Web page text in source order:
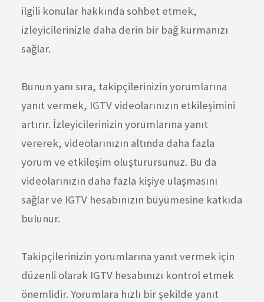
ilgili konular hakkında sohbet etmek,
izleyicilerinizle daha derin bir bağ kurmanızı
sağlar.
Bunun yanı sıra, takipçilerinizin yorumlarına
yanıt vermek, IGTV videolarınızın etkileşimini
artırır. İzleyicilerinizin yorumlarına yanıt
vererek, videolarınızın altında daha fazla
yorum ve etkileşim oluşturursunuz. Bu da
videolarınızın daha fazla kişiye ulaşmasını
sağlar ve IGTV hesabınızın büyümesine katkıda
bulunur.
Takipçilerinizin yorumlarına yanıt vermek için
düzenli olarak IGTV hesabınızı kontrol etmek
önemlidir. Yorumlara hızlı bir şekilde yanıt